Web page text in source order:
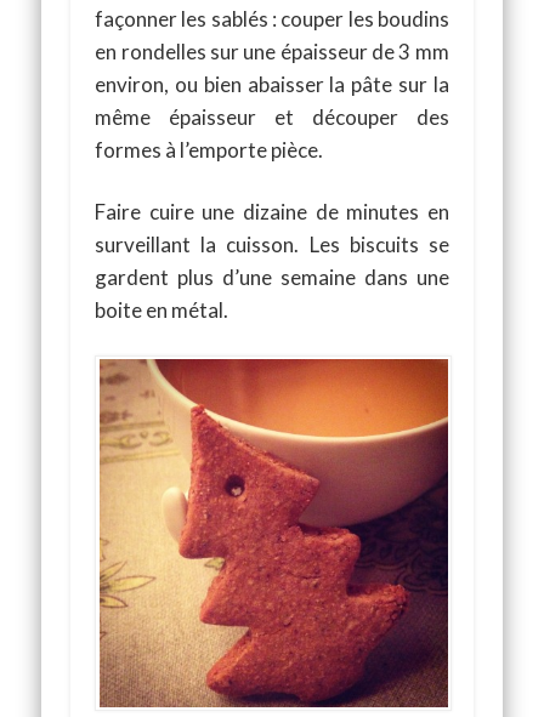
façonner les sablés : couper les boudins
en rondelles sur une épaisseur de 3 mm
environ, ou bien abaisser la pâte sur la
même épaisseur et découper des
formes à l’emporte pièce.
Faire cuire une dizaine de minutes en
surveillant la cuisson. Les biscuits se
gardent plus d’une semaine dans une
boite en métal.